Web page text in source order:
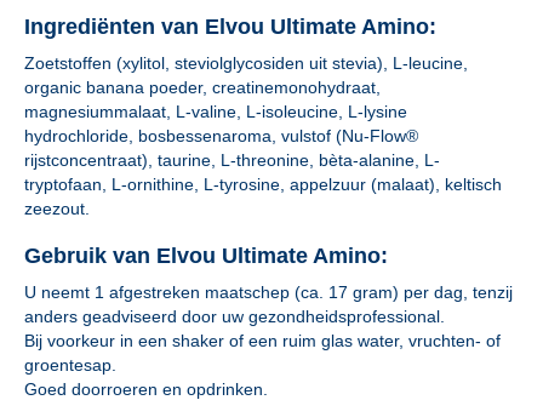
Ingrediënten van Elvou Ultimate Amino:
Zoetstoffen (xylitol, steviolglycosiden uit stevia), L-leucine,
organic banana poeder, creatinemonohydraat,
magnesiummalaat, L-valine, L-isoleucine, L-lysine
hydrochloride, bosbessenaroma, vulstof (Nu-Flow®
rijstconcentraat), taurine, L-threonine, bèta-alanine, L-
tryptofaan, L-ornithine, L-tyrosine, appelzuur (malaat), keltisch
zeezout.
Gebruik van Elvou Ultimate Amino:
U neemt 1 afgestreken maatschep (ca. 17 gram) per dag, tenzij
anders geadviseerd door uw gezondheidsprofessional.
Bij voorkeur in een shaker of een ruim glas water, vruchten- of
groentesap.
Goed doorroeren en opdrinken.